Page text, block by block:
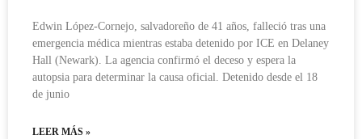
Edwin López-Cornejo, salvadoreño de 41 años, falleció tras una
emergencia médica mientras estaba detenido por ICE en Delaney
Hall (Newark). La agencia confirmó el deceso y espera la
autopsia para determinar la causa oficial. Detenido desde el 18
de junio
LEER MÁS »